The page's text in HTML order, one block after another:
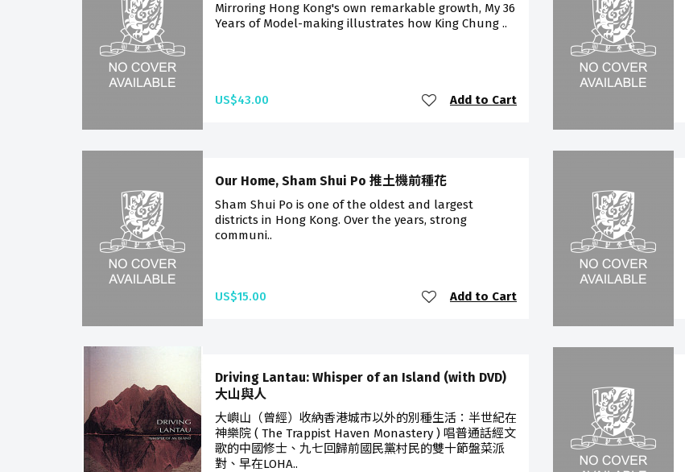
Mirroring Hong Kong's own remarkable growth, My 36
Years of Model-making illustrates how King Chung ..
US$43.00 Add to Cart
Our Home, Sham Shui Po 推土機前種花
Sham Shui Po is one of the oldest and largest
districts in Hong Kong. Over the years, strong
communi..
US$15.00 Add to Cart
Driving Lantau: Whisper of an Island (with DVD)
大山與人
大嶼山（曾經）收納香港城市以外的別種生活：半世紀在
神樂院 ( The Trappist Haven Monastery ) 唱普通話經文
歌的中國修士、九七回歸前國民黨村民的雙十節盤菜派
對、早在LOHA..